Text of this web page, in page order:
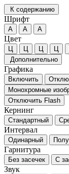
К содержанию
Шрифт
А А А
Цвет
Ц Ц Ц Ц
Дополнительно
Графика
Включить
Монохромные
Отключить Flash
Кернинг
Стандартный
Интервал
Одинарный
Гарнитура
Без засечек С
Звук